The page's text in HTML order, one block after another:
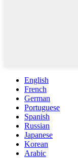
English
French
German
Portuguese
Spanish
Russian
Japanese
Korean
Arabic